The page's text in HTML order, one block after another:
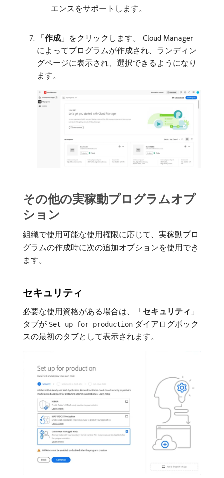
エンスをサポートします。
「作成 」をクリックします。 Cloud Manager
によってプログラムが作成され、ランディン
グページに表示され、選択できるようになり
ます。
その他の実稼動プログラムオプ
ション
組織で使用可能な使用権限に応じて、実稼動プロ
グラムの作成時に次の追加オプションを使用でき
ます。
セキュリティ
必要な使用資格がある場合は、「セキュリティ 」
タブが Set up for production ダイアログボック
スの最初のタブとして表示されます。